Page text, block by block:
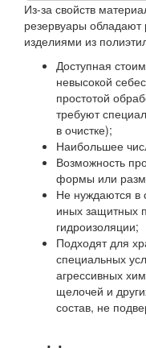
Из-за свойств
резервуары
изделиями из
Доступная
невысокой
простотой
требуют
в очистке);
Наибольшее
Возможность
формы или
Не нуждаются в
иных защитных
гидроизоляции;
Подходят для
специальных
агрессивных
щелочей и
состав, не